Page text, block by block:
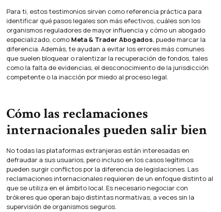
Para ti, estos testimonios sirven como referencia práctica para
identificar qué pasos legales son más efectivos, cuáles son los
organismos reguladores de mayor influencia y cómo un abogado
especializado, como Meta & Trader Abogados, puede marcar la
diferencia. Además, te ayudan a evitar los errores más comunes
que suelen bloquear o ralentizar la recuperación de fondos, tales
como la falta de evidencias, el desconocimiento de la jurisdicción
competente o la inacción por miedo al proceso legal.
Cómo las reclamaciones
internacionales pueden salir bien
No todas las plataformas extranjeras están interesadas en
defraudar a sus usuarios, pero incluso en los casos legítimos
pueden surgir conflictos por la diferencia de legislaciones. Las
reclamaciones internacionales requieren de un enfoque distinto al
que se utiliza en el ámbito local. Es necesario negociar con
brókeres que operan bajo distintas normativas, a veces sin la
supervisión de organismos seguros.